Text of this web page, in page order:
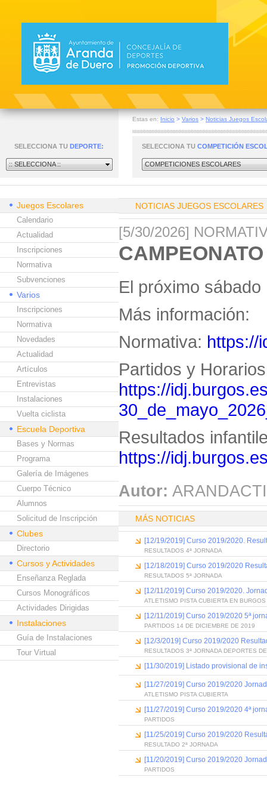
Estas en: Inicio > Varios > Noticias Juegos
SELECCIONA TUDEPORTE:
:: SELECCIONA ::
SELECCIONA TU COMPETICIÓN
COMPETICIONES ESCOLARES
Juegos Escolares
Calendario
Actualidad
Inscripciones
Normativa
Subvenciones
Varios
Inscripciones
Normativa
Novedades
Actualidad
Artículos
Entrevistas
Instalaciones
Vuelta ciclista
Escuela Deportiva
Bases y Normas
Programa
Galería de Imágenes
Cuerpo Técnico
Alumnos
Solicitud de Inscripción
Clubes
Directorio
Cursos y Actividades
Enseñanza Reglada
Cursos Monográficos
Actividades Dirigidas
Instalaciones
Guía de Instalaciones
Tour Virtual
NOTICIAS JUEGOS ESCOLARES
[5/30/2026]
El próximo
Más información:
Normativa: https://
Partidos y
https://
Resultados
https://
Autor:
MÁS NOTICIAS
[12/19/2019] Curso 2019/2020.
RESULTADOS 4ª JORNADA
[12/18/2019] Curso 2019/2020
RESULTADOS 5ª JORNADA
[12/11/2019] Curso 2019/2020.
ATLETISMO PISTA CUBIERTA EN BURGOS
[12/11/2019] Curso 2019/2020 5ª
PARTIDOS 14 DE DICIEMBRE DE 2019
[12/3/2019] Curso 2019/2020
RESULTADOS 3ª JORNADA DEPORTES
[11/30/2019] Listado provisional de
[11/27/2019] Curso 2019/2020
ATLETISMO PISTA CUBIERTA
[11/27/2019] Curso 2019/2020 4ª
PARTIDOS
[11/25/2019] Curso 2019/2020
RESULTADO 2ª JORNADA
[11/20/2019] Curso 2019/2020
PARTIDOS